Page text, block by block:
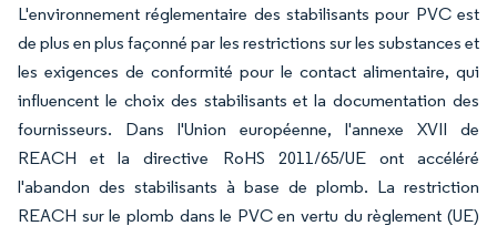
L'environnement réglementaire des stabilisants pour PVC est
de plus en plus façonné par les restrictions sur les substances et
les exigences de conformité pour le contact alimentaire, qui
influencent le choix des stabilisants et la documentation des
fournisseurs. Dans l'Union européenne, l'annexe XVII de
REACH et la directive RoHS 2011/65/UE ont accéléré
l'abandon des stabilisants à base de plomb. La restriction
REACH sur le plomb dans le PVC en vertu du règlement (UE)